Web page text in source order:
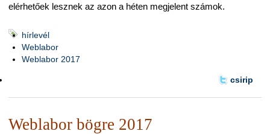
elérhetőek lesznek az azon a héten megjelent számok.
hírlevél
Weblabor
Weblabor 2017
csirip
Weblabor bögre 2017